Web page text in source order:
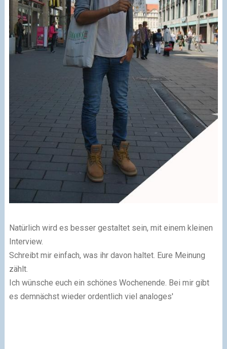
Natürlich wird es besser gestaltet sein, mit einem kleinen
Interview.
Schreibt mir einfach, was ihr davon haltet. Eure Meinung
zählt.
Ich wünsche euch ein schönes Wochenende. Bei mir gibt
es demnächst wieder ordentlich viel analoges'